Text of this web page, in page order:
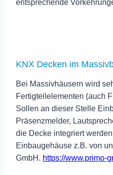
entsprechende
KNX Decken im
Bei Massivhäusern wird
Fertigteilelementen (auch
Sollen an dieser Stelle
Präsenzmelder,
die Decke integriert
Einbaugehäuse z.B. von
GmbH. https://www.primo-